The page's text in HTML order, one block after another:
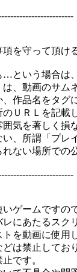
を守って頂け
いう場合は
、動画のサム
作品名をタグ
ＵＲＬを記載
気を著しく損
、所謂「プレ
ない場所での
ゲームですので
にあたるスク
を動画に使
は禁止して
です。